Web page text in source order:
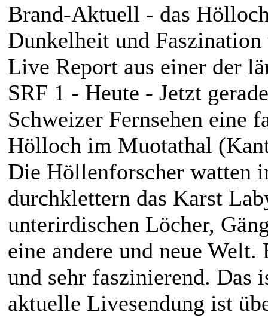
Brand-Aktuell - das
Dunkelheit und
Live Report aus einer der
SRF 1 - Heute - Jetzt
Schweizer Fernsehen eine
Hölloch im Muotathal
Die Höllenforscher watten
durchklettern das Karst
unterirdischen Löcher,
eine andere und neue
und sehr faszinierend.
aktuelle Livesendung ist